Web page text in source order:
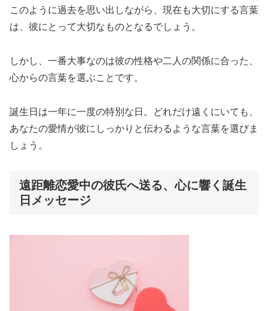
このように過去を思い出しながら、現在も大切にする言葉
は、彼にとって大切なものとなるでしょう。
しかし、一番大事なのは彼の性格や二人の関係に合った、
心からの言葉を選ぶことです。
誕生日は一年に一度の特別な日。どれだけ遠くにいても、
あなたの愛情が彼にしっかりと伝わるような言葉を選びま
しょう。
遠距離恋愛中の彼氏へ送る、心に響く誕生
日メッセージ